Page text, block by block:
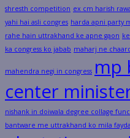
shresth competition ex cm harish
yahi hai asli congres harda apni party
rahe hain uttrakhand ke apne gaon
ka congress ko jabab maharj ne
mahendra negi in congress mp
center
nishank in doiwala degree collage
bantware me uttrakhand ko mila fayda